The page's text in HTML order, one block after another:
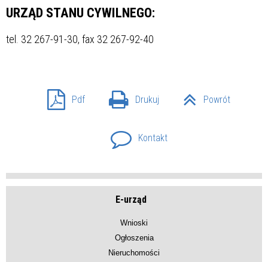
URZĄD STANU CYWILNEGO:
tel. 32 267-91-30, fax 32 267-92-40
Pdf Drukuj Powrót
Kontakt
E-urząd
Wnioski
Ogłoszenia
Nieruchomości